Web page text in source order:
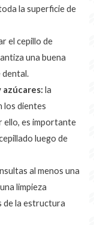
la superficie de
el cepillo de
una buena
dental.
azúcares: la
los dientes
ello, es importante
luego de
al menos una
limpieza
de la estructura